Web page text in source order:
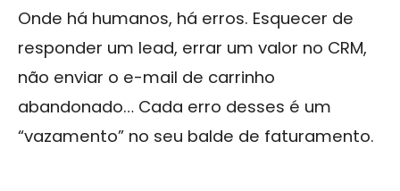
Onde há humanos, há erros. Esquecer de
responder um lead, errar um valor no CRM,
não enviar o e-mail de carrinho
abandonado… Cada erro desses é um
“vazamento” no seu balde de faturamento.